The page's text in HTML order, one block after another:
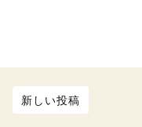
新しい投稿